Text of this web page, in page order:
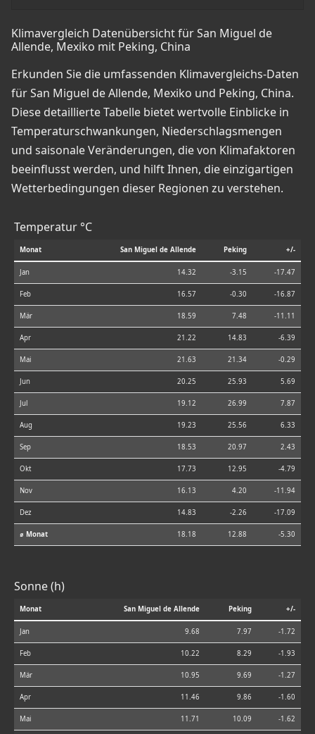
Klimavergleich Datenübersicht für San Miguel de
Allende, Mexiko mit Peking, China
Erkunden Sie die umfassenden Klimavergleichs-Daten
für San Miguel de Allende, Mexiko und Peking, China.
Diese detaillierte Tabelle bietet wertvolle Einblicke in
Temperaturschwankungen, Niederschlagsmengen
und saisonale Veränderungen, die von Klimafaktoren
beeinflusst werden, und hilft Ihnen, die einzigartigen
Wetterbedingungen dieser Regionen zu verstehen.
Temperatur °C
Monat San Miguel de Allende Peking +/-
Jan 14.32 -3.15 -17.47
Feb 16.57 -0.30 -16.87
Mär 18.59 7.48 -11.11
Apr 21.22 14.83 -6.39
Mai 21.63 21.34 -0.29
Jun 20.25 25.93 5.69
Jul 19.12 26.99 7.87
Aug 19.23 25.56 6.33
Sep 18.53 20.97 2.43
Okt 17.73 12.95 -4.79
Nov 16.13 4.20 -11.94
Dez 14.83 -2.26 -17.09
⌀ Monat 18.18 12.88 -5.30
Sonne (h)
Monat San Miguel de Allende Peking +/-
Jan 9.68 7.97 -1.72
Feb 10.22 8.29 -1.93
Mär 10.95 9.69 -1.27
Apr 11.46 9.86 -1.60
Mai 11.71 10.09 -1.62